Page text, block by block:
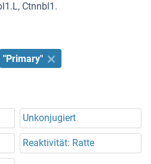
Ctnnbl1.
"Primary"
Unkonjugiert
Reaktivität: Ratte